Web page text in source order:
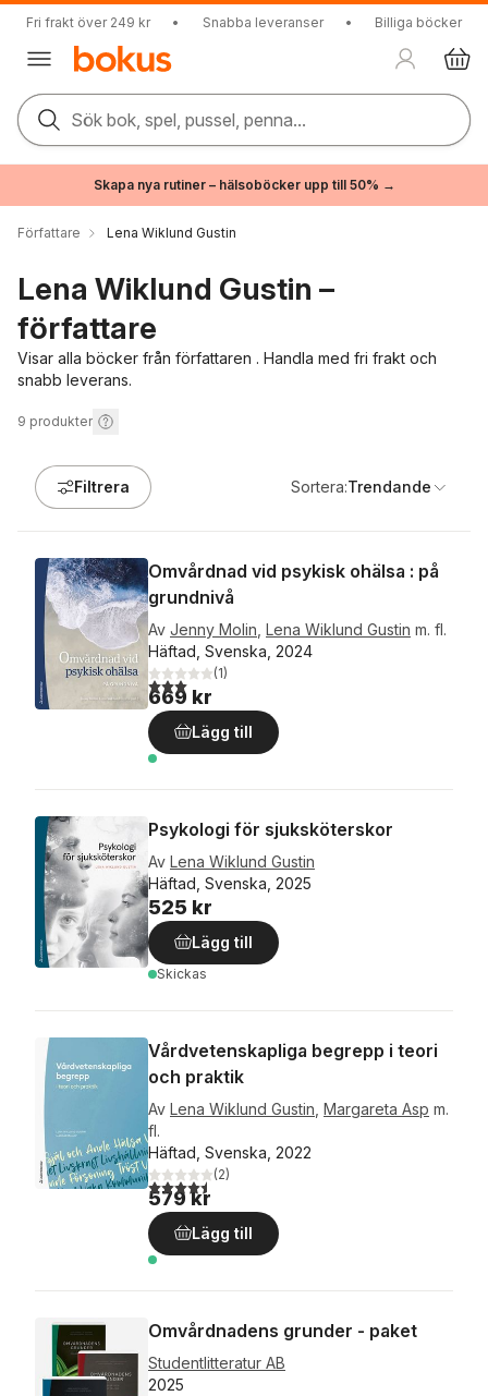
Fri frakt över 249 kr • Snabba leveranser • Billiga böcker
Sök bok, spel, pussel, penna...
Skapa nya rutiner – hälsoböcker upp till 50% →
Författare Lena Wiklund Gustin
Lena Wiklund Gustin –
författare
Visar alla böcker från författaren . Handla med fri frakt och
snabb leverans.
9 produkter
Filtrera Sortera:Trendande
Omvårdnad vid psykisk ohälsa : på
grundnivå
Av Jenny Molin Lena Wiklund Gustin m. fl.
Häftad, Svenska, 2024
3,0utav 5 stjärnor. Totalt antal röster:
(1)
669 kr
Lägg till
Psykologi för sjuksköterskor
Av Lena Wiklund Gustin
Häftad, Svenska, 2025
525 kr
Lägg till
Skickas
Vårdvetenskapliga begrepp i teori
och praktik
Av Lena Wiklund Gustin Margareta Asp m.
fl.
Häftad, Svenska, 2022
4,5utav 5 stjärnor. Totalt antal röster:
(2)
579 kr
Lägg till
Omvårdnadens grunder - paket
Studentlitteratur AB
2025